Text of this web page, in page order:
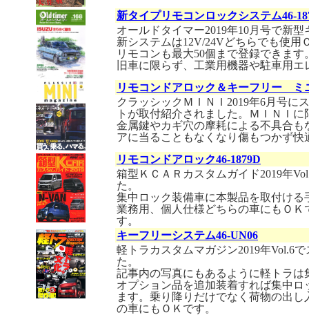
新タイプリモコンロックシステム46-
オールドタイマー2019年10月号で新
新システムは12V/24Vどちらでも使用
リモコンも最大50個まで登録できます
旧車に限らず、工業用機器や駐車用
リモコンドアロック＆キーフリー ミ
クラッシックＭＩＮＩ2019年6月号に
トが取付紹介されました。ＭＩＮＩ
金属鍵やカギ穴の摩耗による不具合
アに当ることもなくなり傷もつかず快
リモコンドアロック46-1879D
箱型ＫＣＡＲカスタムガイド2019年
た。
集中ロック装備車に本製品を取付け
業務用、個人仕様どちらの車にもＯ
す。
キーフリーシステム46-UN06
軽トラカスタムマガジン2019年Vol.6
た。
記事内の写真にもあるように軽トラ
オプション品を追加装着すれば集中
ます。乗り降りだけでなく荷物の出
の車にもＯＫです。